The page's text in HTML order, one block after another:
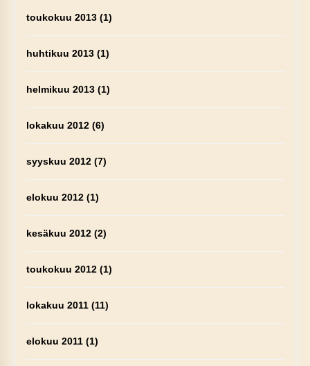
toukokuu 2013(1)
huhtikuu 2013(1)
helmikuu 2013(1)
lokakuu 2012(6)
syyskuu 2012(7)
elokuu 2012(1)
kesäkuu 2012(2)
toukokuu 2012(1)
lokakuu 2011(11)
elokuu 2011(1)